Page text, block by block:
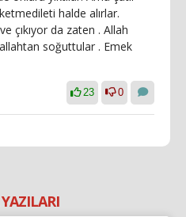
halde alırlar.
çıkıyor da zaten . Allah
soğuttular . Emek
23 0